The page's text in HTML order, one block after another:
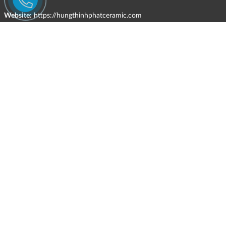
Website: https://hungthinhphatceramic.com